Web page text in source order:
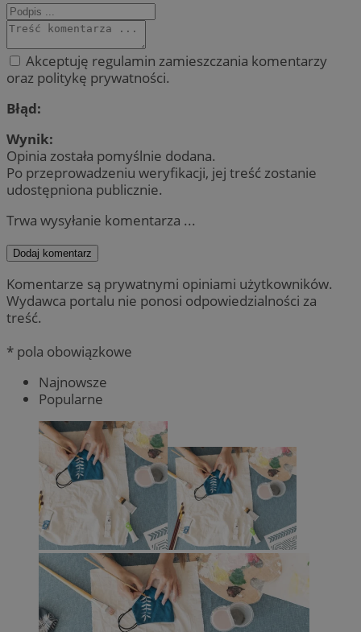
Akceptuję regulamin zamieszczania komentarzy
oraz politykę prywatności.
Błąd:
Wynik:
Opinia została pomyślnie dodana.
Po przeprowadzeniu weryfikacji, jej treść zostanie
udostępniona publicznie.
Trwa wysyłanie komentarza ...
Dodaj komentarz
Komentarze są prywatnymi opiniami użytkowników.
Wydawca portalu nie ponosi odpowiedzialności za
treść.
* pola obowiązkowe
Najnowsze
Popularne